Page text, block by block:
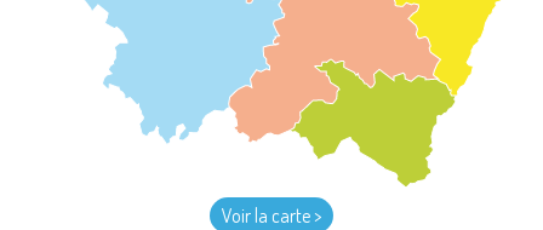
Voir la carte >